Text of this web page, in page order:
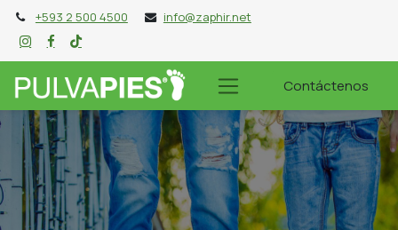
+593 2 500 4500 info@zaphir.net
Contáctenos